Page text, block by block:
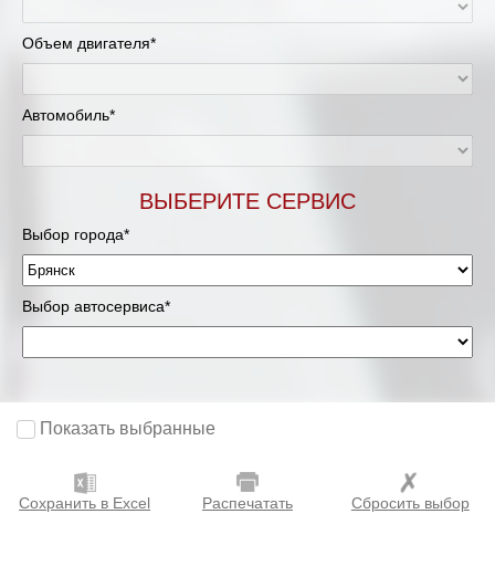
Объем двигателя*
Автомобиль*
ВЫБЕРИТЕ СЕРВИС
Выбор города*
Выбор автосервиса*
Показать выбранные
Сохранить в Excel Распечатать Сбросить выбор